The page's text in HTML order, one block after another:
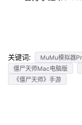
关键词: MuMu模拟器
僵尸天师Mac电脑版
《僵尸天师》手游